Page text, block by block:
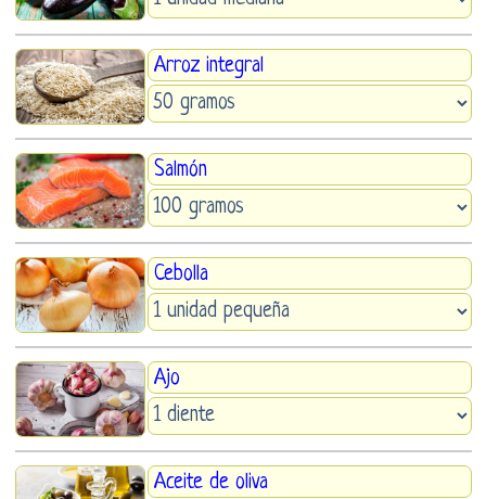
Arroz integral
Salmón
Cebolla
Ajo
Aceite de oliva